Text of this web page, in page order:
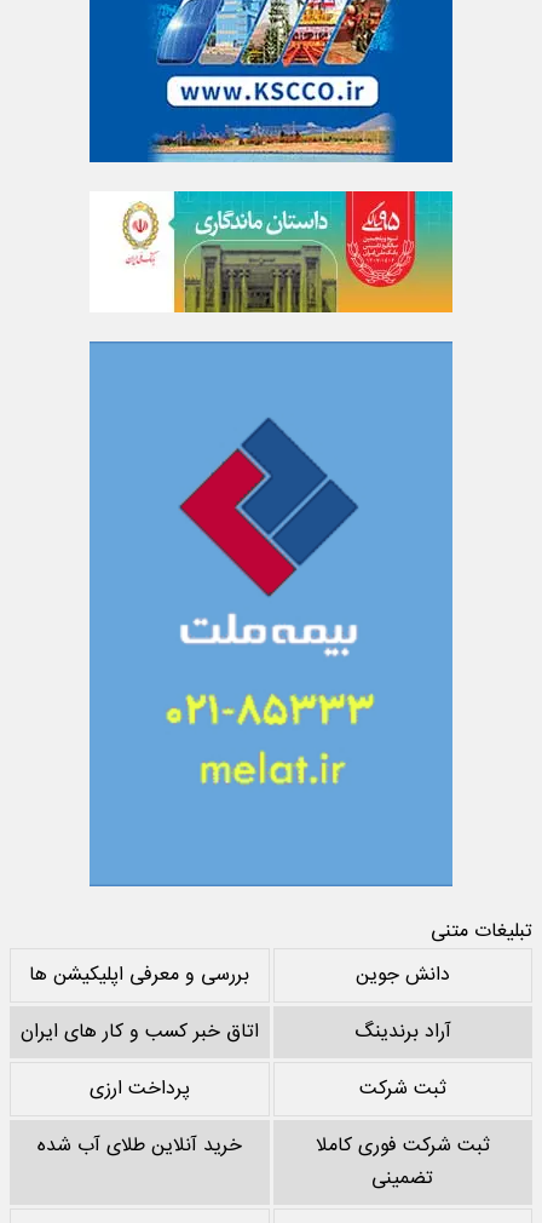
تبلیغات متنی
دانش جوین
بررسی و معرفی اپلیکیشن ها
آراد برندینگ
اتاق خبر کسب و کار های ایران
ثبت شرکت
پرداخت ارزی
ثبت شرکت فوری کاملا
تضمینی
خرید آنلاین طلای آب شده